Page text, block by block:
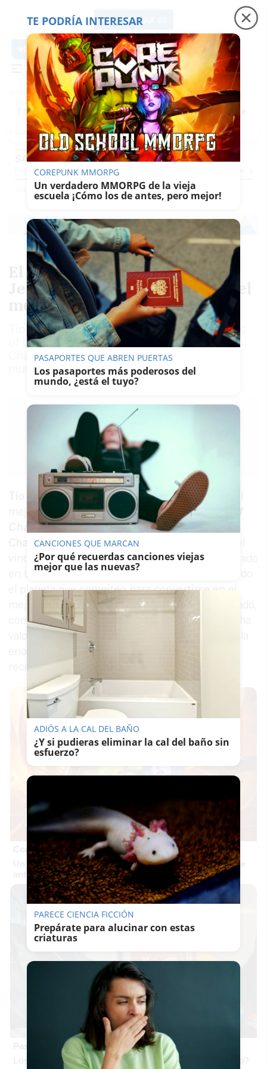
lavozdelsur.es
lavozdelsur.es
Es noticia Precio luz Padre Coraje Fábrica de botellas
SABOR DEL SUR
PequevozComprasPantallazos
Sabor Del Sur
El amontillado muy viejo de
Jerez que se ha convertido en el
mejor vino del mundo
Tío Pepe Cuatro Palmas logra el 'Champions
of Champions Trophy' del International Win
Challenge, la gran cita con el vino a nivel
mundial, por primera vez en su historia
LAVOZDELSUR.ES
15/07/2019
Facebook
X WhatsApp
Copy
Tío Pepe Cuatro Palmasse ha convertido en el
mejor vino del mundo al lograr elChampions of
Champions Trophy delInternational Wine
Challenge. Considerada como la gran cita con el
vino a nivel internacional, este concurso celebrado
en Londres reúne las mejores referencias de todo
el planeta que compiten para convertirse en el
mejor vino del mundo. En la 36ª edición, su jurado,
compuesto por MW y profesionales del sector, ha
valorado la calidad y singularidad de una maravilla
enológica de Jerez que ha conseguido este
Corepunk MMORPG
Un verdadero MMORPG de la vieja escuela ¡Cómo los de
antes, pero mejor!
Pasaportes que abren puertas
Los pasaportes más poderosos del mundo, ¿está el tuyo?
TE PODRÍA INTERESAR
COREPUNK MMORPG
Un verdadero MMORPG de la vieja
escuela ¡Cómo los de antes, pero mejor!
PASAPORTES QUE ABREN PUERTAS
Los pasaportes más poderosos del
mundo, ¿está el tuyo?
CANCIONES QUE MARCAN
¿Por qué recuerdas canciones viejas
mejor que las nuevas?
ADIÓS A LA CAL DEL BAÑO
¿Y si pudieras eliminar la cal del baño sin
esfuerzo?
PARECE CIENCIA FICCIÓN
Prepárate para alucinar con estas
criaturas